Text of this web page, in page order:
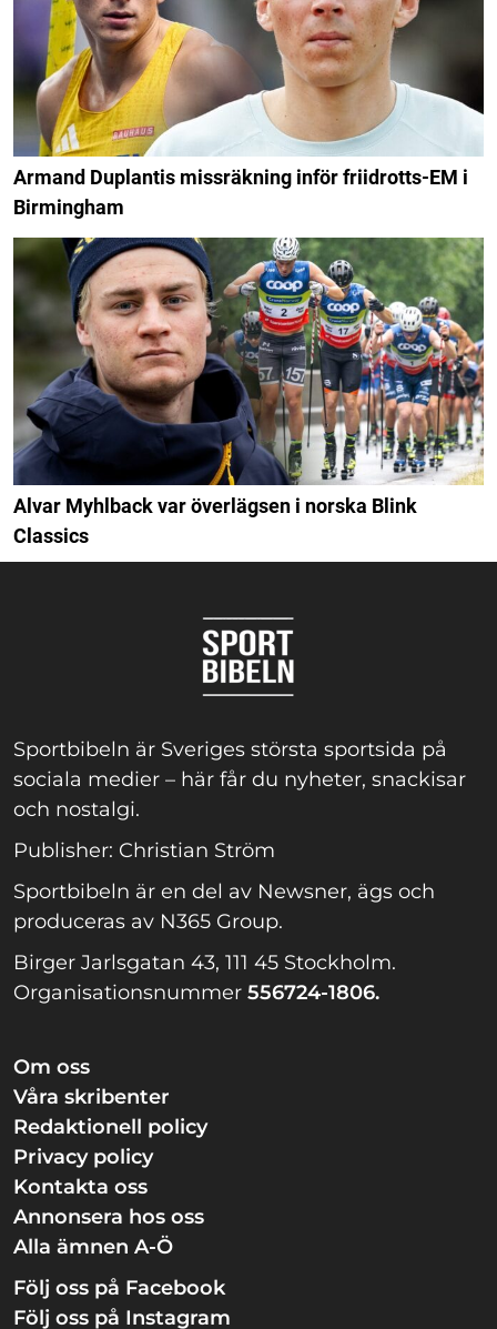
Armand Duplantis missräkning inför friidrotts-EM i
Birmingham
Alvar Myhlback var överlägsen i norska Blink
Classics
Sportbibeln är Sveriges största sportsida på
sociala medier – här får du nyheter, snackisar
och nostalgi.
Publisher: Christian Ström
Sportbibeln är en del av Newsner, ägs och
produceras av N365 Group.
Birger Jarlsgatan 43, 111 45 Stockholm.
Organisationsnummer 556724-1806.
Om oss
Våra skribenter
Redaktionell policy
Privacy policy
Kontakta oss
Annonsera hos oss
Alla ämnen A-Ö
Följ oss på Facebook
Följ oss på Instagram